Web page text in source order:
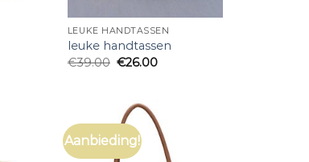
LEUKE HANDTASSEN
leuke handtassen
€39.00 €26.00
Aanbieding!